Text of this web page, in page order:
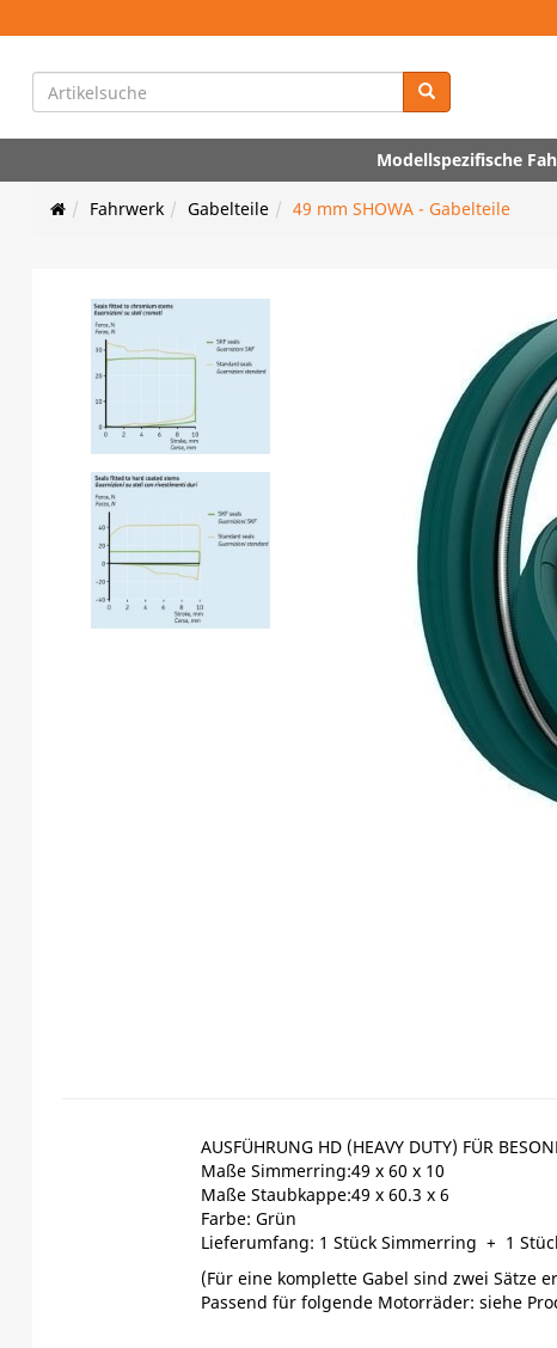
Modellspezifische
Fahrwerk Gabelteile 49 mm SHOWA - Gabelteile
AUSFÜHRUNG HD (HEAVY DUTY) FÜR
Maße Simmerring:49 x 60 x 10
Maße Staubkappe:49 x 60.3 x 6
Farbe: Grün
Lieferumfang: 1 Stück Simmerring + 1
(Für eine komplette Gabel sind zwei Sätze
Passend für folgende Motorräder: siehe